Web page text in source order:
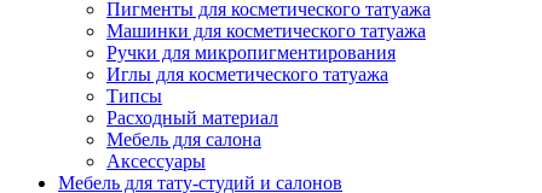
Пигменты для косметического татуажа
Машинки для косметического татуажа
Ручки для микропигментирования
Иглы для косметического татуажа
Типсы
Расходный материал
Мебель для салона
Аксессуары
Мебель для тату-студий и салонов